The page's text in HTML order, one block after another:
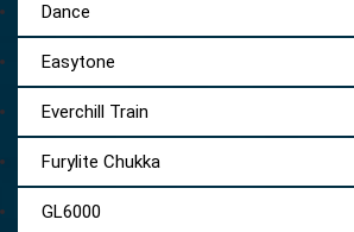
Dance
Easytone
Everchill Train
Furylite Chukka
GL6000